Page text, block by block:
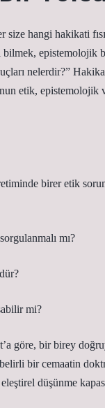
size hangi hakikati
bilmek, epistemolojik
nelerdir?”
etik, epistemolojik
birer etik
mı?
mi?
göre, bir birey
bir cemaatin
düşünme